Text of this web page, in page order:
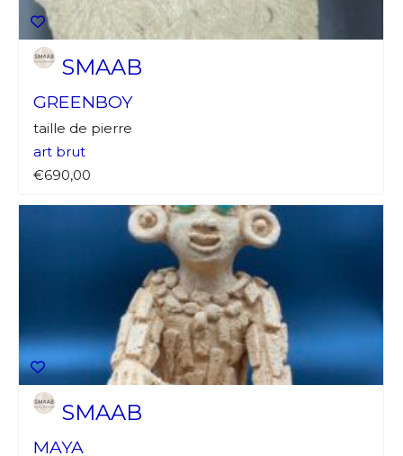
Nom
Prénom
Adresse email*
SMAAB
GREENBOY
taille de pierre
art brut
€690,00
SMAAB
MAYA